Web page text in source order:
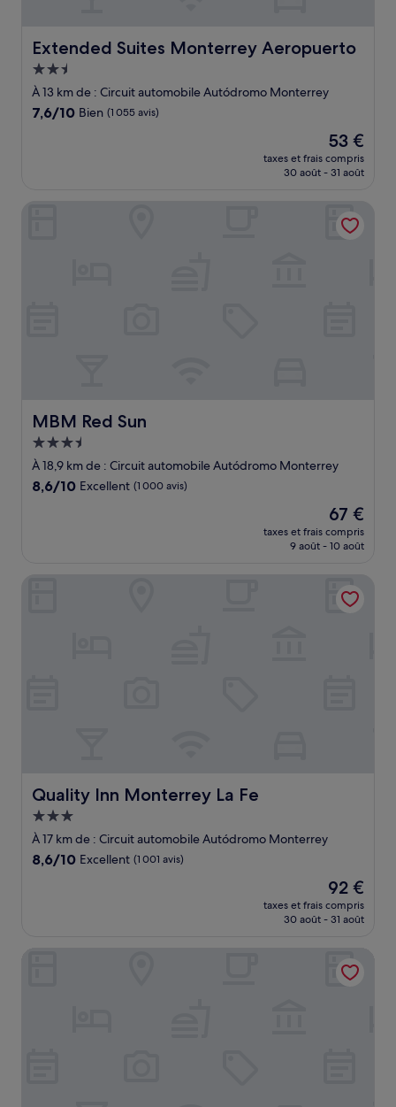
Extended Suites Monterrey Aeropuerto
Extended Suites Monterrey Aeropuerto
Hébergement
2.5 étoiles
À 13 km de : Circuit automobile Autódromo Monterrey
7.6
7,6/10 Bien (1 055 avis)
Le
nouveau
prix
de
53 €
53 €
taxes et frais compris
30 août - 31 août
MBM Red Sun
MBM Red Sun
Hébergement
3.5 étoiles
À 18,9 km de : Circuit automobile Autódromo Monterrey
8.6
8,6/10 Excellent (1 000 avis)
Le
nouveau
prix
de
67 €
67 €
taxes et frais compris
9 août - 10 août
Quality Inn Monterrey La Fe
Quality Inn Monterrey La Fe
Hébergement
3.0 étoiles
À 17 km de : Circuit automobile Autódromo Monterrey
8.6
8,6/10 Excellent (1 001 avis)
Le
nouveau
prix
de
92 €
92 €
taxes et frais compris
30 août - 31 août